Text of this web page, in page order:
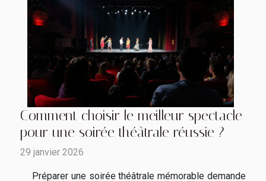
Comment choisir le meilleur spectacle
pour une soirée théâtrale réussie ?
29 janvier 2026
Préparer une soirée théâtrale mémorable demande